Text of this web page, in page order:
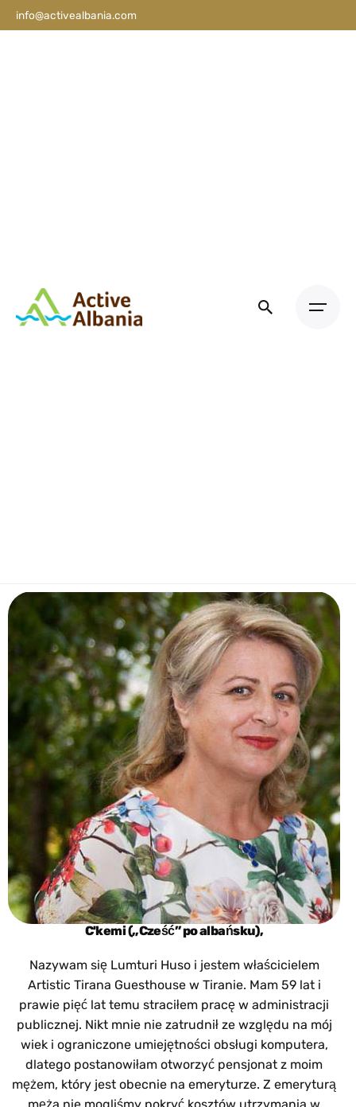
info@activealbania.com
C'kemi („Cześć” po albańsku),
Nazywam się Lumturi Huso i jestem właścicielem
Artistic Tirana Guesthouse w Tiranie. Mam 59 lat i
prawie pięć lat temu straciłem pracę w administracji
publicznej. Nikt mnie nie zatrudnił ze względu na mój
wiek i ograniczone umiejętności obsługi komputera,
dlatego postanowiłam otworzyć pensjonat z moim
mężem, który jest obecnie na emeryturze. Z emeryturą